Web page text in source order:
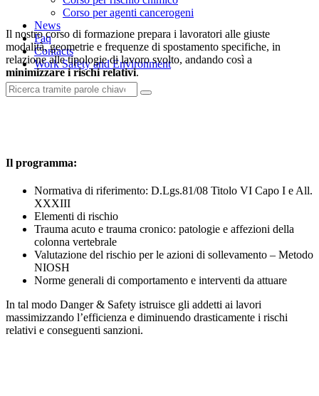
Corso per agenti cancerogeni
News
Faq
Contacts
Work Safety and Environment
Il nostro corso di formazione prepara i lavoratori alle giuste
modalità, geometrie e frequenze di spostamento specifiche, in
relazione alle tipologie di lavoro svolto, andando così a
minimizzare i rischi relativi.
Il programma:
Normativa di riferimento: D.Lgs.81/08 Titolo VI Capo I e All.
XXXIII
Elementi di rischio
Trauma acuto e trauma cronico: patologie e affezioni della
colonna vertebrale
Valutazione del rischio per le azioni di sollevamento – Metodo
NIOSH
Norme generali di comportamento e interventi da attuare
In tal modo Danger & Safety istruisce gli addetti ai lavori
massimizzando l’efficienza e diminuendo drasticamente i rischi
relativi e conseguenti sanzioni.